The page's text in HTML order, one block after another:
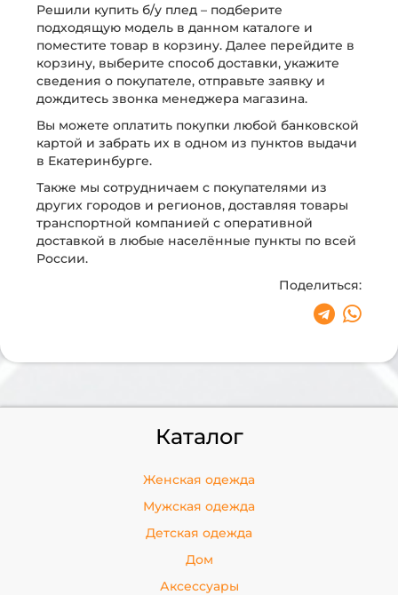
Решили купить б/у плед – подберите
подходящую модель в данном каталоге и
поместите товар в корзину. Далее перейдите в
корзину, выберите способ доставки, укажите
сведения о покупателе, отправьте заявку и
дождитесь звонка менеджера магазина.
Вы можете оплатить покупки любой банковской
картой и забрать их в одном из пунктов выдачи
в Екатеринбурге.
Также мы сотрудничаем с покупателями из
других городов и регионов, доставляя товары
транспортной компанией с оперативной
доставкой в любые населённые пункты по всей
России.
Поделиться:
Каталог
Женская одежда
Мужская одежда
Детская одежда
Дом
Аксессуары